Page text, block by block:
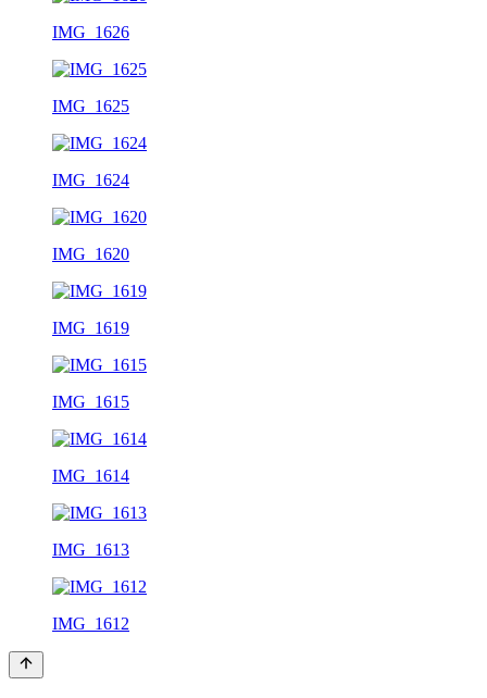
IMG_1626
IMG_1625
IMG_1624
IMG_1620
IMG_1619
IMG_1615
IMG_1614
IMG_1613
IMG_1612